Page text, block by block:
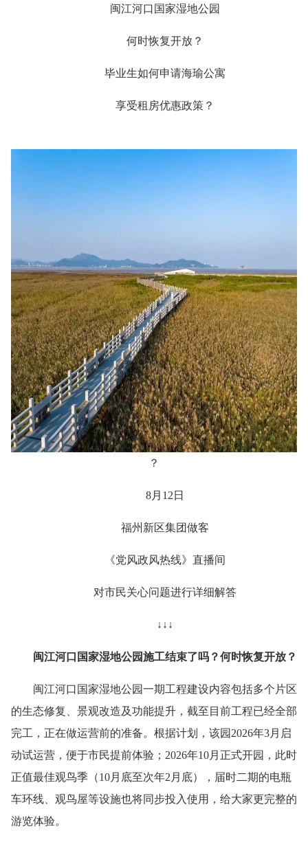
闽江河口国家湿地公园
何时恢复开放？
毕业生如何申请海瑜公寓
享受租房优惠政策？
？
8月12日
福州新区集团做客
《党风政风热线》直播间
对市民关心问题进行详细解答
↓↓↓
闽江河口国家湿地公园施工结束了吗？何时恢复开放？
闽江河口国家湿地公园一期工程建设内容包括多个片区
的生态修复、景观改造及功能提升，截至目前工程已经全部
完工，正在做运营前的准备。根据计划，该园2026年3月启
动试运营，便于市民提前体验；2026年10月正式开园，此时
正值最佳观鸟季（10月底至次年2月底），届时二期的电瓶
车环线、观鸟屋等设施也将同步投入使用，给大家更完整的
游览体验。